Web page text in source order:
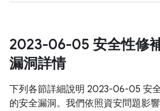
2023-06-05 安全性修
漏洞詳情
下列各節詳細說明 2023-06-05 安
的安全漏洞。我們依照資安問題影